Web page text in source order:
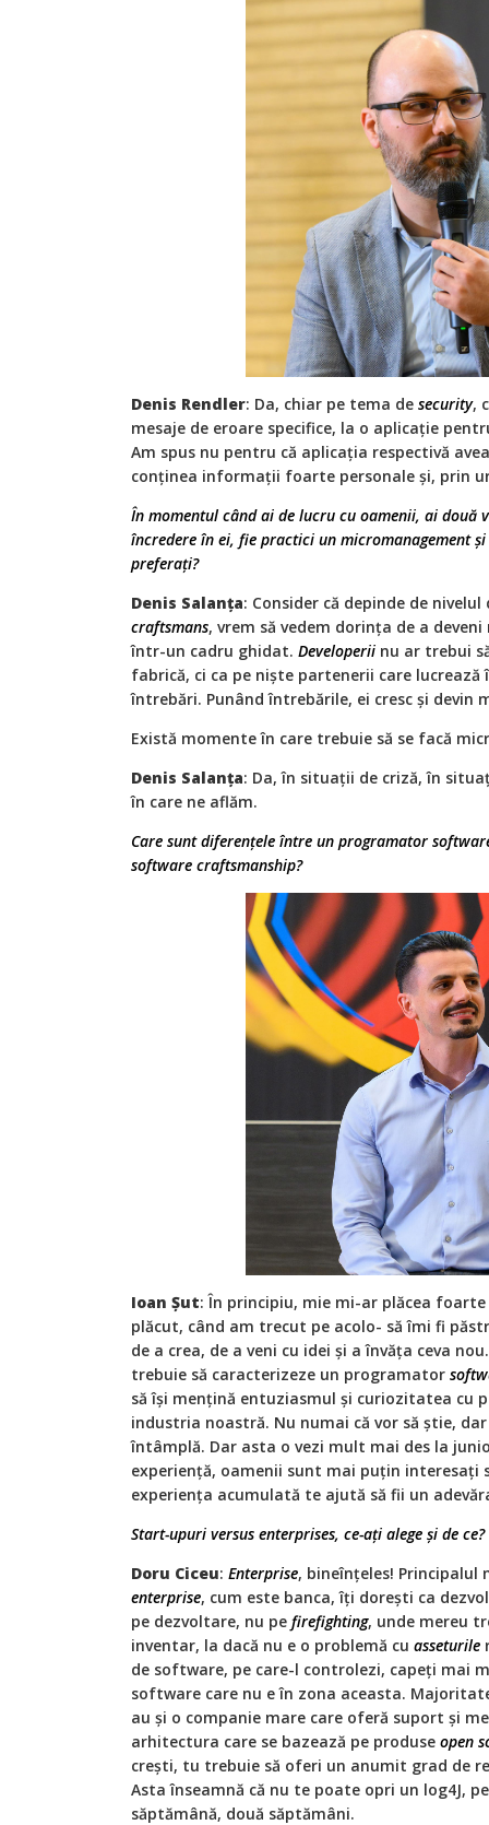
Denis Rendler: Da, chiar pe tema de security,
mesaje de eroare specifice, la o aplicație
Am spus nu pentru că aplicația respectivă
conținea informații foarte personale și, prin
În momentul când ai de lucru cu oamenii, ai două
încredere în ei, fie practici un micromanagement
preferați?
Denis Salanța: Consider că depinde de
craftsmans, vrem să vedem dorința de a
într-un cadru ghidat. Developerii nu ar trebui
fabrică, ci ca pe niște partenerii care lucrează
întrebări. Punând întrebările, ei cresc și devin
Există momente în care trebuie să se facă
Denis Salanța: Da, în situații de criză, în
în care ne aflăm.
Care sunt diferențele între un programator
software craftsmanship?
Ioan Șut: În principiu, mie mi-ar plăcea
plăcut, când am trecut pe acolo- să îmi fi
de a crea, de a veni cu idei și a învăța ceva
trebuie să caracterizeze un programator
să își mențină entuziasmul și curiozitatea cu
industria noastră. Nu numai că vor să știe, dar
întâmplă. Dar asta o vezi mult mai des la
experiență, oamenii sunt mai puțin interesați
experiența acumulată te ajută să fii un
Start-upuri versus enterprises, ce-ați alege și de ce?
Doru Ciceu: Enterprise, bineînțeles!
enterprise, cum este banca, îți dorești ca
pe dezvoltare, nu pe firefighting, unde mereu
inventar, la dacă nu e o problemă cu asseturile
de software, pe care-l controlezi, capeți mai
software care nu e în zona aceasta.
au și o companie mare care oferă suport și
arhitectura care se bazează pe produse open
crești, tu trebuie să oferi un anumit grad de
Asta înseamnă că nu te poate opri un log4J,
săptămână, două săptămâni.